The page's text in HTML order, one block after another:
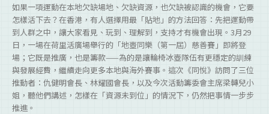
如果一項運動在本地欠缺場地、欠缺資源，也欠缺被認識的機會，它要
怎樣活下去？在香港，有人選擇用最「貼地」的方法回答：先把運動帶
到人群之中，讓大家看見、玩到、理解到，支持才有機會出現。3月29
日，一場在荷里活廣場舉行的「地壺同樂（第一屆）慈善賽」即將登
場；它既是推廣，也是籌款——為的是讓輪椅冰壺隊伍有更穩定的訓練
與發展經費，繼續走向更多本地與海外賽事。這次《同悅》訪問了三位
推動者：仇健明會長、林耀國會長，以及今次活動籌委會主席梁轉兒小
姐，聽他們講述，怎樣在「資源未到位」的情況下，仍然把事情一步步
推進。